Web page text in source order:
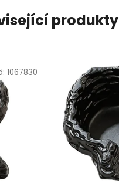
produkty
1067830